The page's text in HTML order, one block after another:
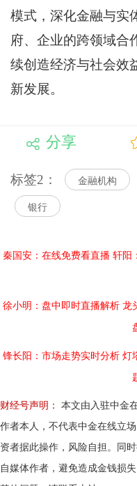
模式，深化金融与实
府、企业的跨领域合
续创造经济与社会效
新发展。
分享
标签2： 金融机构
银行
秦国安：在线免费看直播 轩阳
徐小明：盘中即时直播解析 龙
锋长阳：市场走势实时分析 灯
财经号声明：
本文由入驻中金
作者本人，不代表中金在线立
资者据此操作，风险自担。同
自媒体作者，避免造成金钱损